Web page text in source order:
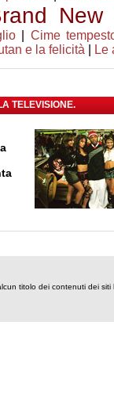
New
Cime
e la felicità Le
TELEVISIONE.
titolo dei contenuti dei siti